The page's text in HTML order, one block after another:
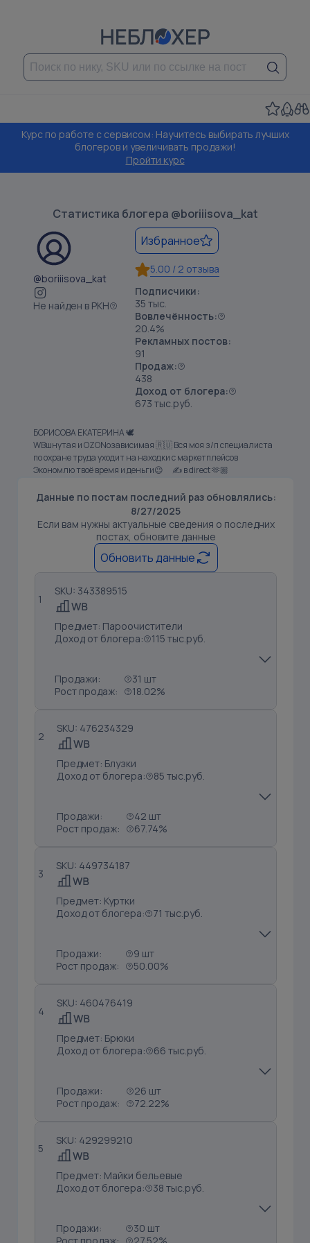
Курс по работе с сервисом: Научитесь выбирать лучших
блогеров и увеличивать продажи!
Пройти курс
Статистика блогера @boriiisova_kat
@boriiisova_kat
Не найден в РКН
5.00 / 2 отзыва
Избранное
БОРИСОВА ЕКАТЕРИНА 🕊️
WBшнутая и OZONозависимая 🇷🇺 Вся моя з/п специалиста
по охране труда уходит на находки с маркетплейсов
Экономлю твоё время и деньги😉 ⠀ ✍️ в direct 🫶🏼
Подписчики:
35 тыс.
Вовлечённость:
20.4%
Рекламных постов:
91
Продаж:
438
Доход от блогера:
673 тыс.руб.
Данные по постам последний раз обновлялись:
8/27/2025
Если вам нужны актуальные сведения о последних
постах, обновите данные
Обновить данные
1
SKU: 343389515
Предмет: Пароочистители
Доход от блогера:
115 тыс.руб.
Продажи:
31 шт
Рост продаж:
18.02%
2
SKU: 476234329
Предмет: Блузки
Доход от блогера:
85 тыс.руб.
Продажи:
42 шт
Рост продаж:
67.74%
3
SKU: 449734187
Предмет: Куртки
Доход от блогера:
71 тыс.руб.
Продажи:
9 шт
Рост продаж:
50.00%
4
SKU: 460476419
Предмет: Брюки
Доход от блогера:
66 тыс.руб.
Продажи:
26 шт
Рост продаж:
72.22%
5
SKU: 429299210
Предмет: Майки бельевые
Доход от блогера:
38 тыс.руб.
Продажи:
30 шт